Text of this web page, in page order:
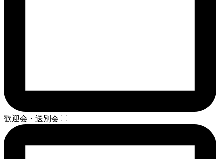
歓迎会・送別会